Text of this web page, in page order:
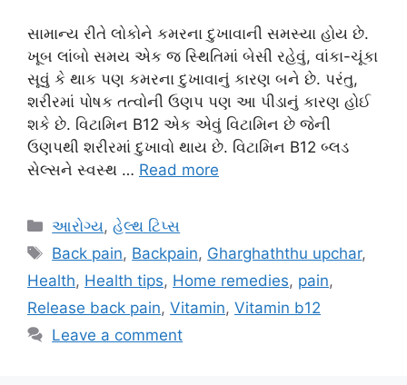
સામાન્ય રીતે લોકોને કમરના દુખાવાની સમસ્યા હોય છે.
ખૂબ લાંબો સમય એક જ સ્થિતિમાં બેસી રહેવું, વાંકા-ચૂંકા
સૂવું કે થાક પણ કમરના દુખાવાનું કારણ બને છે. પરંતુ,
શરીરમાં પોષક તત્વોની ઉણપ પણ આ પીડાનું કારણ હોઈ
શકે છે. વિટામિન B12 એક એવું વિટામિન છે જેની
ઉણપથી શરીરમાં દુખાવો થાય છે. વિટામિન B12 બ્લડ
સેલ્સને સ્વસ્થ … Read more
Categories
આરોગ્ય,હેલ્થ ટિપ્સ
Tags
Back pain, Backpain, Gharghaththu upchar,
Health, Health tips, Home remedies, pain,
Release back pain, Vitamin, Vitamin b12
Leave a comment